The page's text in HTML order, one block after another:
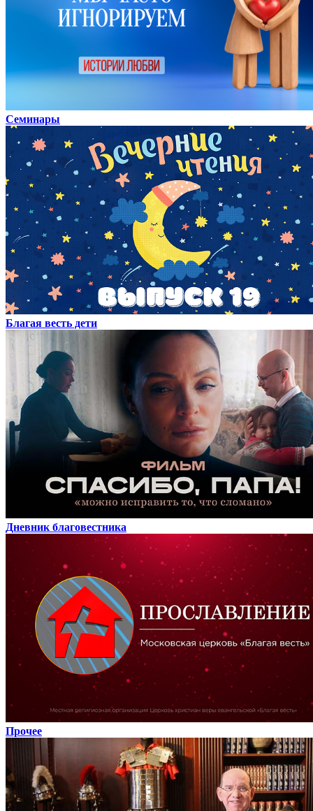
Семинары
Благая весть дети
Дневник благовестника
Прочее